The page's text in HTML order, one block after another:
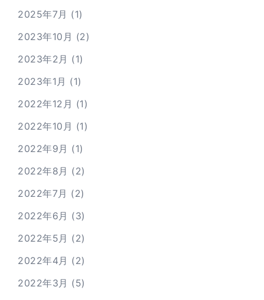
2025年7月 (1)
2023年10月 (2)
2023年2月 (1)
2023年1月 (1)
2022年12月 (1)
2022年10月 (1)
2022年9月 (1)
2022年8月 (2)
2022年7月 (2)
2022年6月 (3)
2022年5月 (2)
2022年4月 (2)
2022年3月 (5)